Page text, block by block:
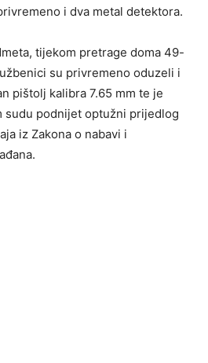
i dva metal detektora.
tijekom pretrage doma 49-
su privremeno oduzeli i
pištolj kalibra 7.65 mm te je
sudu podnijet optužni prijedlog
iz Zakona o nabavi i